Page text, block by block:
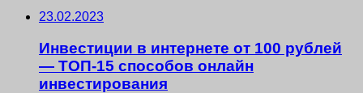
23.02.2023
Инвестиции в интернете от 100 рублей
— ТОП-15 способов онлайн
инвестирования